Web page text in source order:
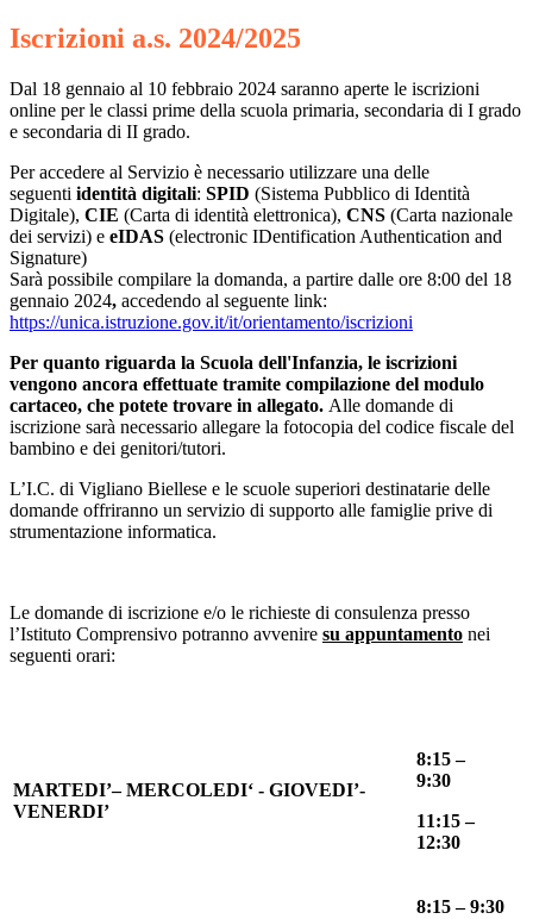
Iscrizioni a.s. 2024/2025
Dal 18 gennaio al 10 febbraio 2024 saranno aperte le iscrizioni
online per le classi prime della scuola primaria, secondaria di I grado
e secondaria di II grado.
Per accedere al Servizio è necessario utilizzare una delle
seguenti identità digitali: SPID (Sistema Pubblico di Identità
Digitale), CIE (Carta di identità elettronica), CNS (Carta nazionale
dei servizi) e eIDAS (electronic IDentification Authentication and
Signature)
Sarà possibile compilare la domanda, a partire dalle ore 8:00 del 18
gennaio 2024, accedendo al seguente link:
https://unica.istruzione.gov.it/it/orientamento/iscrizioni
Per quanto riguarda la Scuola dell'Infanzia, le iscrizioni
vengono ancora effettuate tramite compilazione del modulo
cartaceo, che potete trovare in allegato. Alle domande di
iscrizione sarà necessario allegare la fotocopia del codice fiscale del
bambino e dei genitori/tutori.
L’I.C. di Vigliano Biellese e le scuole superiori destinatarie delle
domande offriranno un servizio di supporto alle famiglie prive di
strumentazione informatica.
Le domande di iscrizione e/o le richieste di consulenza presso
l’Istituto Comprensivo potranno avvenire su appuntamento nei
seguenti orari:
MARTEDI’– MERCOLEDI‘ - GIOVEDI’-
VENERDI’
8:15 –
9:30
11:15 –
12:30
8:15 – 9:30